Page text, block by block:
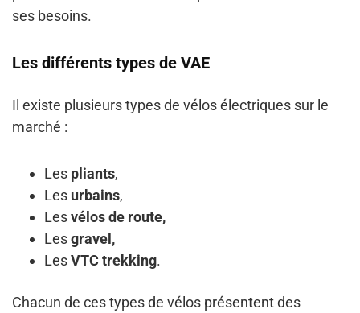
ses besoins.
Les différents types de VAE
Il existe plusieurs types de vélos électriques sur le
marché :
Les pliants,
Les urbains,
Lesvélos de route,
Lesgravel,
LesVTC trekking.
Chacun de ces types de vélos présentent des